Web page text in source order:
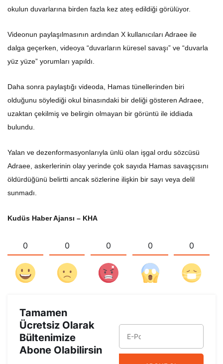
okulun duvarlarına birden fazla kez ateş edildiği görülüyor.
Videonun paylaşılmasının ardından X kullanıcıları Adraee ile
dalga geçerken, videoya “duvarların küresel savaşı” ve “duvarla
yüz yüze” yorumları yapıldı.
Daha sonra paylaştığı videoda, Hamas tünellerinden biri
olduğunu söylediği okul binasındaki bir deliği gösteren Adraee,
uzaktan çekilmiş ve belirgin olmayan bir görüntü ile iddiada
bulundu.
Yalan ve dezenformasyonlarıyla ünlü olan işgal ordu sözcüsü
Adraee, askerlerinin olay yerinde çok sayıda Hamas savaşçısını
öldürdüğünü belirtti ancak sözlerine ilişkin bir sayı veya delil
sunmadı.
Kudüs Haber Ajansı – KHA
0 0 0 0 0
Tamamen
Ücretsiz Olarak
Bültenimize
Abone Olabilirsin